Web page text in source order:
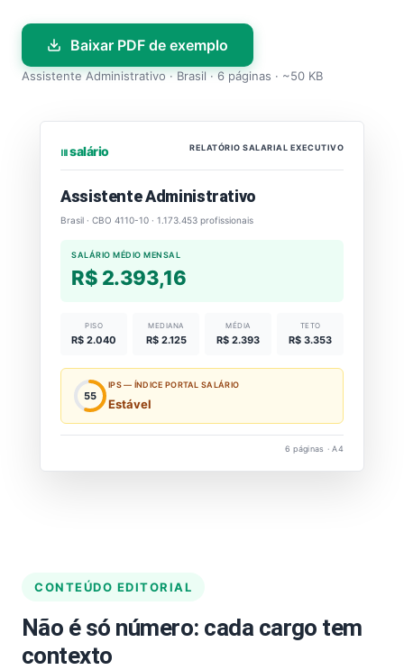
Baixar PDF de exemplo
Assistente Administrativo · Brasil · 6 páginas · ~50 KB
⏐⏐⏐ salário RELATÓRIO SALARIAL EXECUTIVO
Assistente Administrativo
Brasil · CBO 4110-10 · 1.173.453 profissionais
SALÁRIO MÉDIO MENSAL
R$ 2.393,16
PISO
R$ 2.040
MEDIANA
R$ 2.125
MÉDIA
R$ 2.393
TETO
R$ 3.353
55
IPS — ÍNDICE PORTAL SALÁRIO
Estável
6 páginas · A4
CONTEÚDO EDITORIAL
Não é só número: cada cargo tem
contexto